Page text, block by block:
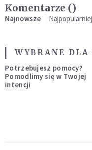
Komentarze ()
Najnowsze
WYBRANE
Potrzebujesz pomocy?
Pomodlimy się w Twojej
intencji